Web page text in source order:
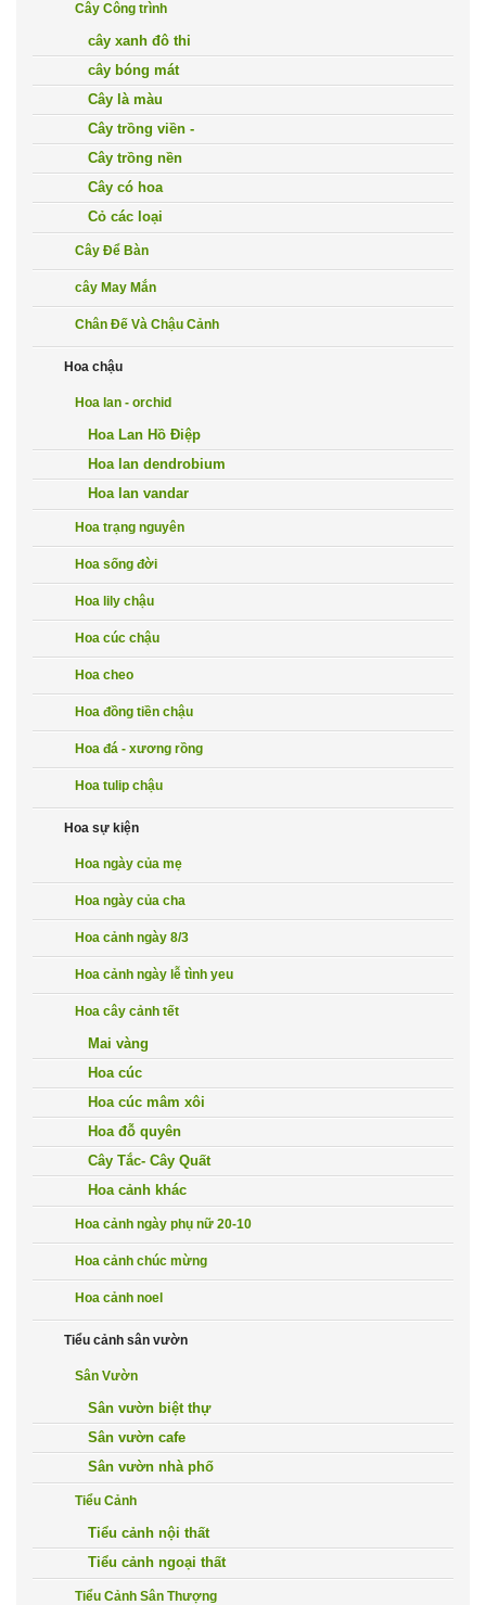
Cây Công trình
cây xanh đô thi
cây bóng mát
Cây là màu
Cây trồng viền -
Cây trồng nền
Cây có hoa
Cỏ các loại
Cây Để Bàn
cây May Mắn
Chân Đế Và Chậu Cảnh
Hoa chậu
Hoa lan - orchid
Hoa Lan Hồ Điệp
Hoa lan dendrobium
Hoa lan vandar
Hoa trạng nguyên
Hoa sống đời
Hoa lily chậu
Hoa cúc chậu
Hoa cheo
Hoa đồng tiền chậu
Hoa đá - xương rồng
Hoa tulip chậu
Hoa sự kiện
Hoa ngày của mẹ
Hoa ngày của cha
Hoa cảnh ngày 8/3
Hoa cảnh ngày lễ tình yeu
Hoa cây cảnh tết
Mai vàng
Hoa cúc
Hoa cúc mâm xôi
Hoa đỗ quyên
Cây Tắc- Cây Quất
Hoa cảnh khác
Hoa cảnh ngày phụ nữ 20-10
Hoa cảnh chúc mừng
Hoa cảnh noel
Tiểu cảnh sân vườn
Sân Vườn
Sân vườn biệt thự
Sân vườn cafe
Sân vườn nhà phố
Tiểu Cảnh
Tiểu cảnh nội thất
Tiểu cảnh ngoại thất
Tiểu Cảnh Sân Thượng